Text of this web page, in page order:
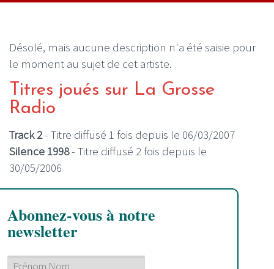
Désolé, mais aucune description n'a été saisie pour
le moment au sujet de cet artiste.
Titres joués sur La Grosse
Radio
Track 2- Titre diffusé 1 fois depuis le 06/03/2007
Silence 1998- Titre diffusé 2 fois depuis le
30/05/2006
Abonnez-vous à notre
newsletter